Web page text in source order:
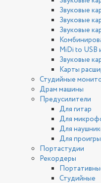
Звуковые
Звуковые
Звуковые
MiDi to USB
Звуковые
Карты
Студийные
Драм машины
Предусилители
Для гитар
Для
Для
Для
Портастудии
Рекордеры
Студийные